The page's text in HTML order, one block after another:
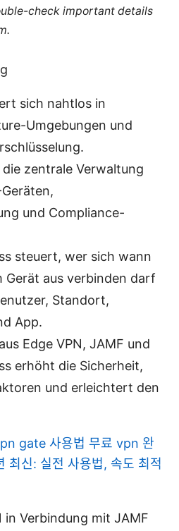
check important details
sich nahtlos in
Umgebungen und
zentrale Verwaltung
und Compliance-
steuert, wer sich wann
Gerät aus verbinden darf
Standort,
App.
Edge VPN, JAMF und
erhöht die Sicherheit,
und erleichtert den
gate 사용법 무료 vpn 완
최신: 실전 사용법, 속도 최적
in Verbindung mit JAMF